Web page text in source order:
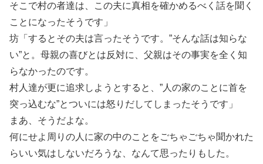
そこで村の者達は、この夫に真相を確かめるべく話を聞く
ことになったそうです」
坊「するとその夫は言ったそうです。”そんな話は知らな
い”と。母親の喜びとは反対に、父親はその事実を全く知
らなかったのです。
村人達が更に追求しようとすると、”人の家のことに首を
突っ込むな”とついには怒りだしてしまったそうです」
まあ、そうだよな。
何にせよ周りの人に家の中のことをごちゃごちゃ聞かれた
らいい気はしないだろうな、なんて思ったりもした。